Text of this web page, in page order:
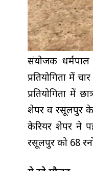
संयोजक
प्रतियोगिता में
प्रतियोगिता में
शेपर व रसूलपुर के
केरियर शेपर ने
रसूलपुर को 68